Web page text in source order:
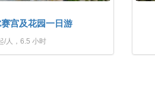
宫及花园一日游
/人，6.5 小时